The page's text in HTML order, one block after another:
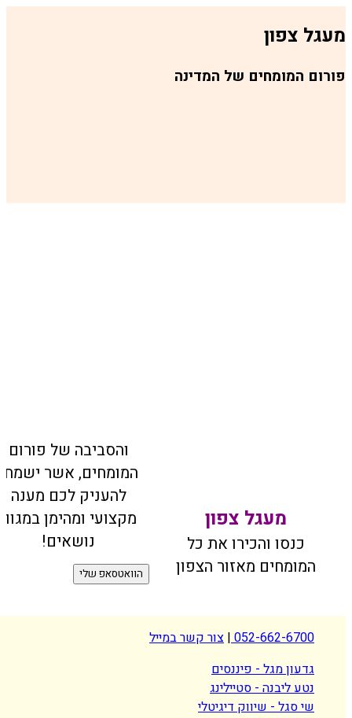
של המדינה
מעגל צפון
והכירו את כל
מאזור הצפון
והסביבה של פורום
המומחים, אשר ישמחו
להעניק לכם מענה
מקצועי ומהימן במגוון
הוואטסאפ שלי
052-662-
|צור קשר במייל
מגל - פיננסים
- סטיילינג
- שיווק דיגיטלי